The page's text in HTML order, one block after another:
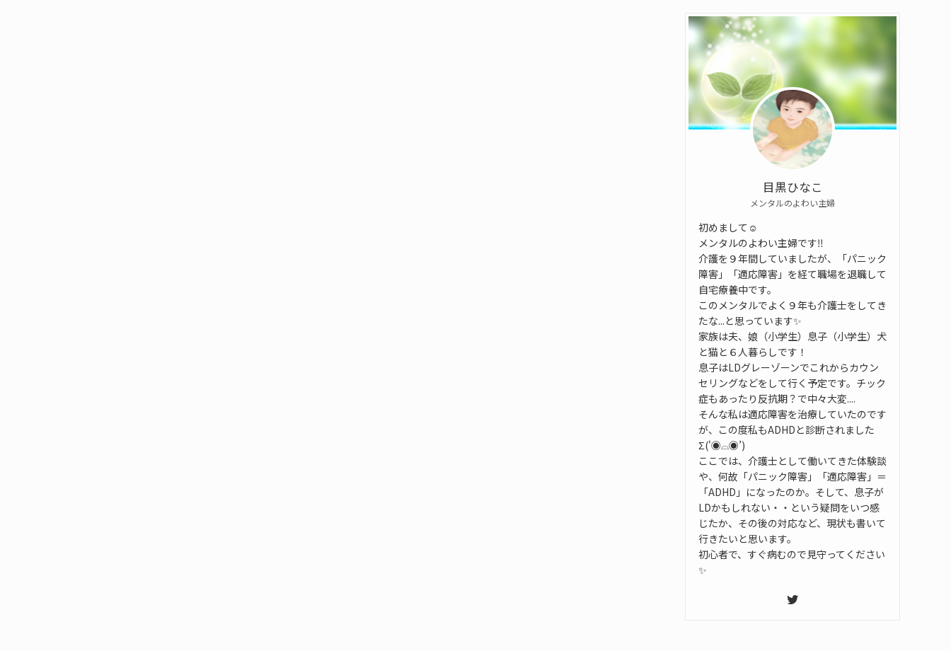
目黒ひなこ
メンタルのよわい主婦
初めまして☺️
メンタルのよわい主婦です‼️
介護を９年間していましたが、「パニック
障害」「適応障害」を経て職場を退職して
自宅療養中です。
このメンタルでよく９年も介護士をしてき
たな...と思っています✨
家族は夫、娘（小学生）息子（小学生）犬
と猫と６人暮らしです！
息子はLDグレーゾーンでこれからカウン
セリングなどをして行く予定です。チック
症もあったり反抗期？で中々大変....
そんな私は適応障害を治療していたのです
が、この度私もADHDと診断されました
Σ('◉⌓◉’)
ここでは、介護士として働いてきた体験談
や、何故「パニック障害」「適応障害」＝
「ADHD」になったのか。そして、息子が
LDかもしれない・・という疑問をいつ感
じたか、その後の対応など、現状も書いて
行きたいと思います。
初心者で、すぐ病むので見守ってください
✨